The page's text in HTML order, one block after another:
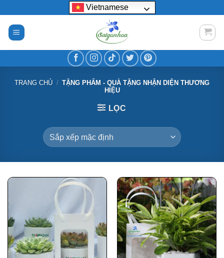
nội
dung
Vietnamese
TRANG CHỦ / TẶNG PHẨM - QUÀ TẶNG NHẬN DIỆN THƯƠNG
HIỆU
LỌC